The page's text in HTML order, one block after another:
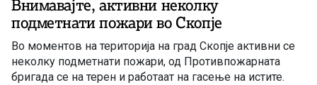
Внимавајте, активни неколку
подметнати пожари во Скопје
Во моментов на територија на град Скопје активни се
неколку подметнати пожари, од Противпожарната
бригада се на терен и работаат на гасење на истите.